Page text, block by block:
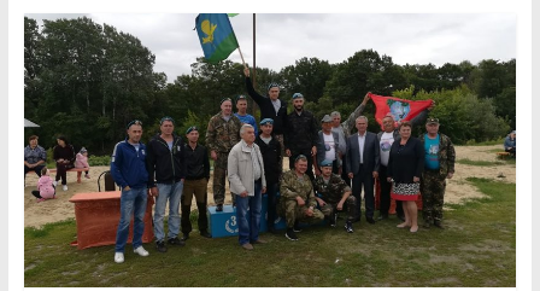
первоцветы!»
В вольере Воронинского
заповедника родились крапчатые
суслики